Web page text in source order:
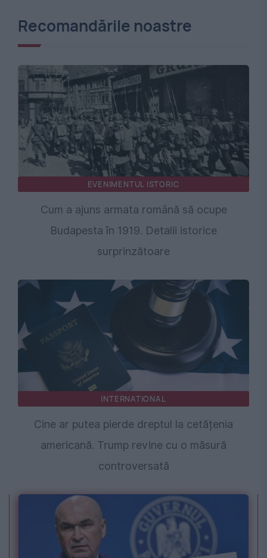
Recomandările noastre
EVENIMENTUL ISTORIC
Cum a ajuns armata română să ocupe
Budapesta în 1919. Detalii istorice
surprinzătoare
INTERNATIONAL
Cine ar putea pierde dreptul la cetățenia
americană. Trump revine cu o măsură
controversată